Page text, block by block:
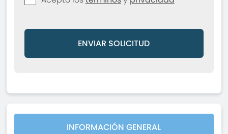
ENVIAR SOLICITUD
INFORMACIÓN GENERAL